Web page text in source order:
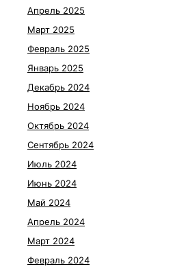
Апрель 2025
Март 2025
Февраль 2025
Январь 2025
Декабрь 2024
Ноябрь 2024
Октябрь 2024
Сентябрь 2024
Июль 2024
Июнь 2024
Май 2024
Апрель 2024
Март 2024
Февраль 2024